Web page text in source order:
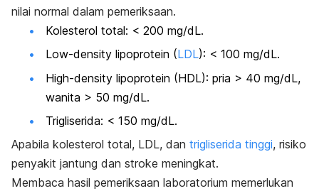
nilai normal dalam pemeriksaan.
Kolesterol total: < 200 mg/dL.
Low-density lipoprotein (LDL): < 100 mg/dL.
High-density lipoprotein (HDL): pria > 40 mg/dL,
wanita > 50 mg/dL.
Trigliserida: < 150 mg/dL.
Apabila kolesterol total, LDL, dan trigliserida tinggi, risiko
penyakit jantung dan stroke meningkat.
Membaca hasil pemeriksaan laboratorium memerlukan